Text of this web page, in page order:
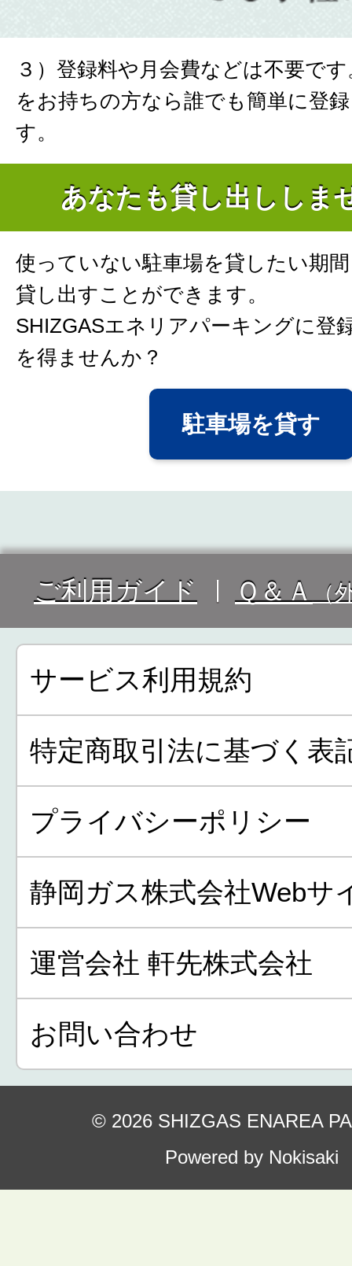
３）登録料や月会費などは不要で
をお持ちの方なら誰でも簡単に登
す。
あなたも貸し出ししま
使っていない駐車場を貸したい期
貸し出すことができます。
SHIZGASエネリアパーキングに登
を得ませんか？
駐車場を貸す
ご利用ガイド Ｑ＆Ａ （
サービス利用規約
特定商取引法に基づく表
プライバシーポリシー
静岡ガス株式会社Webサ
運営会社 軒先株式会社
お問い合わせ
© 2026 SHIZGAS ENAREA
Powered by Nokisaki